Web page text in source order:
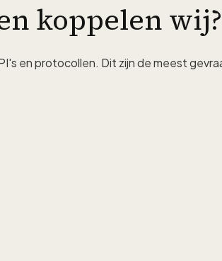
koppelen wij?
en protocollen. Dit zijn de meest